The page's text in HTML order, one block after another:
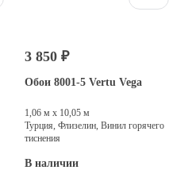
3 850 ₽
Обои 8001-5 Vertu Vega
1,06 м х 10,05 м
Турция, Флизелин, Винил горячего
тиснения
В наличии